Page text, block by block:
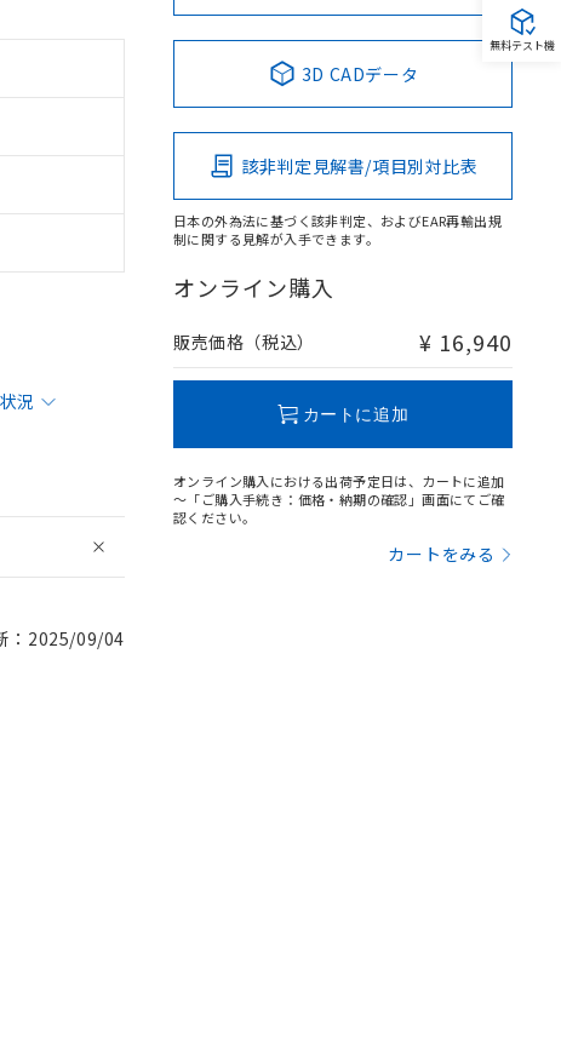
況
：2025/09/04
3D CADデータ
該非判定見解書/項目別対比表
日本の外為法に基づく該非判定、およびEAR再輸出規
制に関する見解が入手できます。
オンライン購入
販売価格（税込） ¥ 16,940
カートに追加
オンライン購入における出荷予定日は、カートに追加
～「ご購入手続き：価格・納期の確認」画面にてご確
認ください。
カートをみる
無料テスト機